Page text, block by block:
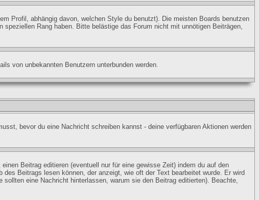
Profil, abhängig davon, welchen Style du benutzt). Die meisten Boards benutzen
Rang haben. Bitte belästige das Forum nicht mit unnötigen Beiträgen,
von unbekannten Benutzern unterbunden werden.
bevor du eine Nachricht schreiben kannst - deine verfügbaren Aktionen werden
Beitrag editieren (eventuell nur für eine gewisse Zeit) indem du auf den
Beitrags lesen können, der anzeigt, wie oft der Text bearbeitet wurde. Er wird
eine Nachricht hinterlassen, warum sie den Beitrag editierten). Beachte,